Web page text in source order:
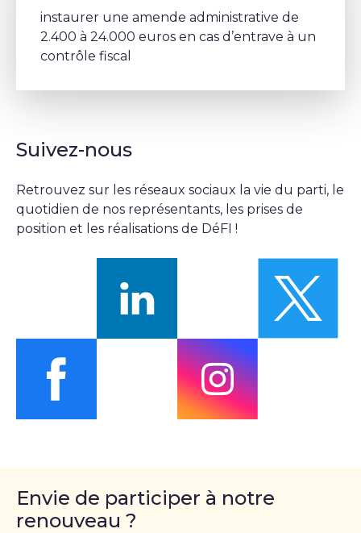
instaurer une amende administrative de
2.400 à 24.000 euros en cas d’entrave à un
contrôle fiscal
Suivez-nous
Retrouvez sur les réseaux sociaux la vie du parti, le
quotidien de nos représentants, les prises de
position et les réalisations de DéFI !
Suivez-nous sur facebook
Envie de participer à notre
renouveau ?